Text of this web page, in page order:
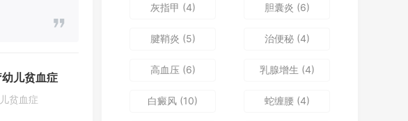
儿贫血症
贫血症
灰指甲 (4) 胆囊炎 (6)
腱鞘炎 (5) 治便秘(4)
高血压(6) 乳腺增生 (4)
白癜风 (10) 蛇缠腰(4)